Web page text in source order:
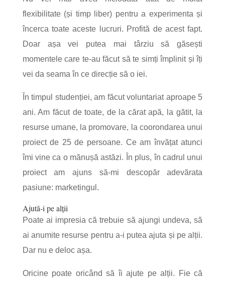
flexibilitate (și timp liber) pentru a experimenta și
încerca toate aceste lucruri. Profită de acest fapt.
Doar așa vei putea mai târziu să găsești
momentele care te-au făcut să te simți împlinit și îți
vei da seama în ce direcție să o iei.
În timpul studenției, am făcut voluntariat aproape 5
ani. Am făcut de toate, de la cărat apă, la gătit, la
resurse umane, la promovare, la coorondarea unui
proiect de 25 de persoane. Ce am învățat atunci
îmi vine ca o mănușă astăzi. În plus, în cadrul unui
proiect am ajuns să-mi descopăr adevărata
pasiune: marketingul.
Ajută-i pe alții
Poate ai impresia că trebuie să ajungi undeva, să
ai anumite resurse pentru a-i putea ajuta și pe alții.
Dar nu e deloc așa.
Oricine poate oricând să îi ajute pe alții. Fie că